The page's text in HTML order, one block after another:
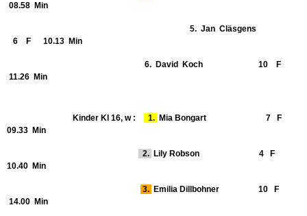
08.58 Min
5. Jan Cläsgens
6 F 10.13 Min
6. David
Koch 10 F
11.26 Min
Kinder Kl 16, w : 1. Mia Bongart 7 F
09.33 Min
2. Lily Robson 4 F
10.40 Min
3. Emilia Dillbohner 10 F
14.00 Min